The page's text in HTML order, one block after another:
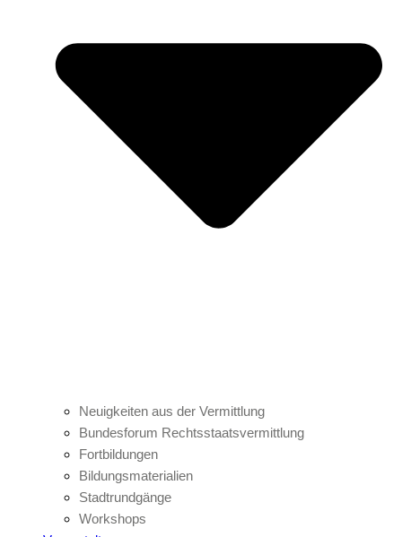
Neuigkeiten aus der Vermittlung
Bundesforum Rechtsstaatsvermittlung
Fortbildungen
Bildungsmaterialien
Stadtrundgänge
Workshops